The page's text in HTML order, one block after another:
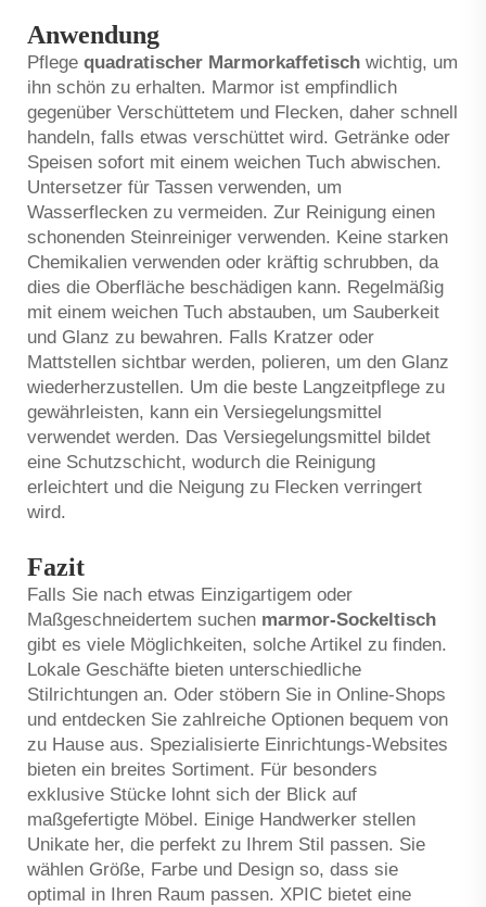
Anwendung
Pflege quadratischer Marmorkaffetisch wichtig, um
ihn schön zu erhalten. Marmor ist empfindlich
gegenüber Verschüttetem und Flecken, daher schnell
handeln, falls etwas verschüttet wird. Getränke oder
Speisen sofort mit einem weichen Tuch abwischen.
Untersetzer für Tassen verwenden, um
Wasserflecken zu vermeiden. Zur Reinigung einen
schonenden Steinreiniger verwenden. Keine starken
Chemikalien verwenden oder kräftig schrubben, da
dies die Oberfläche beschädigen kann. Regelmäßig
mit einem weichen Tuch abstauben, um Sauberkeit
und Glanz zu bewahren. Falls Kratzer oder
Mattstellen sichtbar werden, polieren, um den Glanz
wiederherzustellen. Um die beste Langzeitpflege zu
gewährleisten, kann ein Versiegelungsmittel
verwendet werden. Das Versiegelungsmittel bildet
eine Schutzschicht, wodurch die Reinigung
erleichtert und die Neigung zu Flecken verringert
wird.
Fazit
Falls Sie nach etwas Einzigartigem oder
Maßgeschneidertem suchen marmor-Sockeltisch
gibt es viele Möglichkeiten, solche Artikel zu finden.
Lokale Geschäfte bieten unterschiedliche
Stilrichtungen an. Oder stöbern Sie in Online-Shops
und entdecken Sie zahlreiche Optionen bequem von
zu Hause aus. Spezialisierte Einrichtungs-Websites
bieten ein breites Sortiment. Für besonders
exklusive Stücke lohnt sich der Blick auf
maßgefertigte Möbel. Einige Handwerker stellen
Unikate her, die perfekt zu Ihrem Stil passen. Sie
wählen Größe, Farbe und Design so, dass sie
optimal in Ihren Raum passen. XPIC bietet eine